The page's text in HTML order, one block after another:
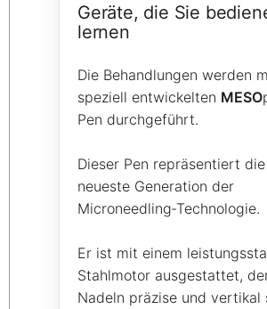
Geräte, die Sie
lernen
Die Behandlungen werden
speziell entwickelten MESO
Pen durchgeführt.
Dieser Pen repräsentiert die
neueste Generation der
Microneedling‑Technologie.
Er ist mit einem
Stahlmotor ausgestattet,
Nadeln präzise und vertikal